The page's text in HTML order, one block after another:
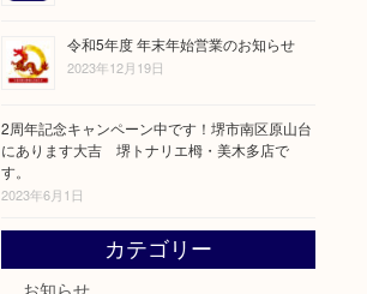
令和5年度 年末年始営業のお知らせ
2023年12月19日
2周年記念キャンペーン中です！堺市南区原山台
にあります大吉 堺トナリエ栂・美木多店で
す。
2023年6月1日
カテゴリー
お知らせ